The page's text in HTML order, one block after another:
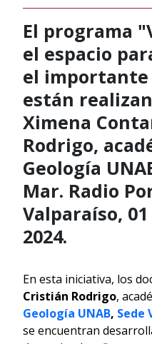
El programa
el espacio
el importante
están
Ximena
Rodrigo,
Geología
Mar. Radio
Valparaíso,
2024.
En esta iniciativa, los
Cristián Rodrigo,
Geología UNAB, Sede
se encuentran